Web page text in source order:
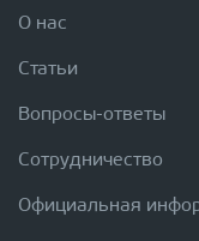
О нас
Статьи
Вопросы-ответы
Сотрудничество
Официальная